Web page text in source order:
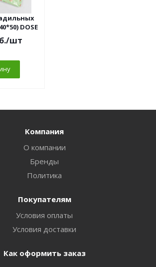
DOSE
/шт
Компания
О компании
Бренды
Политика
Покупателям
Условия оплаты
Условия доставки
Как оформить заказ